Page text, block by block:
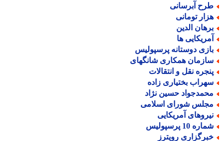
آبرسانی
تومانی
الدین
ها
دوستانه پرسپولیس
همکاری شانگهای
نقل و انتقالات
بختیاری زاده
حسین نژاد
شورای اسلامی
آمریکایی
10 پرسپولیس
رویترز